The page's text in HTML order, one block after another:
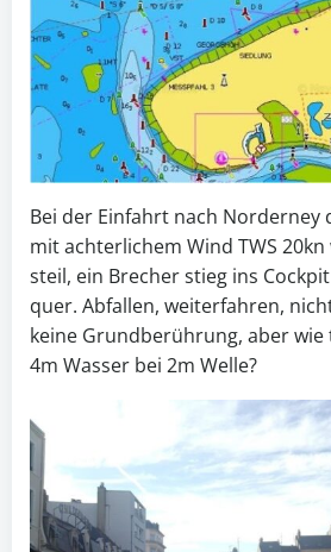
Bei der Einfahrt nach Norderney
mit achterlichem Wind TWS
steil, ein Brecher stieg ins
quer. Abfallen, weiterfahren,
keine Grundberührung, aber
4m Wasser bei 2m Welle?